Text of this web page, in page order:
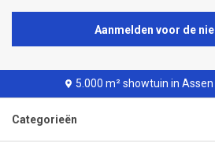
Aanmelden voor de
5.000 m² showtuin in Assen
Categorieën